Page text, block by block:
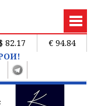
82.17
€ 94.84